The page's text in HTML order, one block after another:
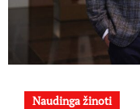
Naudinga žinoti